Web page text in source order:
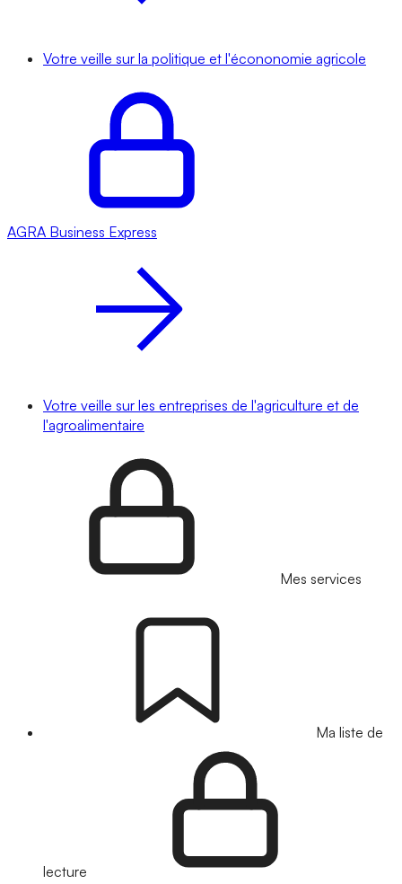
Votre veille sur la politique et l'écononomie agricole
AGRA Business Express
Votre veille sur les entreprises de l'agriculture et de
l'agroalimentaire
Mes services
Ma liste de
lecture